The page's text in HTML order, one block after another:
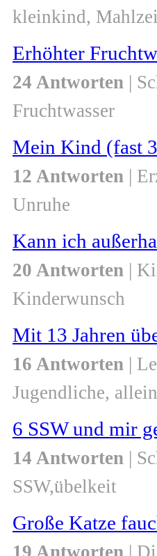
kleinkind,
Erhöhter
24 Antworten |
Fruchtwasser
Mein Kind (fast
12 Antworten |
Unruhe
Kann ich
20 Antworten |
Kinderwunsch
Mit 13 Jahren
16 Antworten |
Jugendliche,
6 SSW und mir
14 Antworten |
SSW,übelkeit
Große Katze